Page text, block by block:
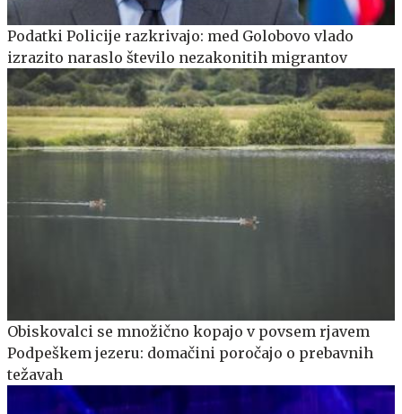
Podatki Policije razkrivajo: med Golobovo vlado
izrazito naraslo število nezakonitih migrantov
Obiskovalci se množično kopajo v povsem rjavem
Podpeškem jezeru: domačini poročajo o prebavnih
težavah